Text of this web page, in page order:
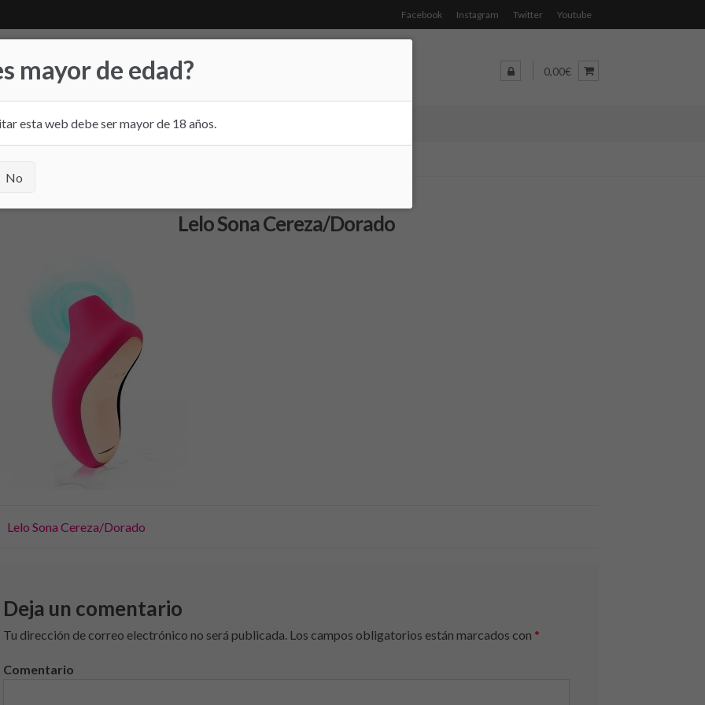
Facebook Instagram Twitter Youtube
0,00€
FRIDAY TIENDA FÍSICA CONTACTO
Lelo Sona Cereza/Dorado
Lelo Sona Cereza/Dorado
Deja un comentario
Tu dirección de correo electrónico no será publicada.Los campos obligatorios están marcados con *
Comentario
mayor de edad?
esta web debe ser mayor de 18 años.
No